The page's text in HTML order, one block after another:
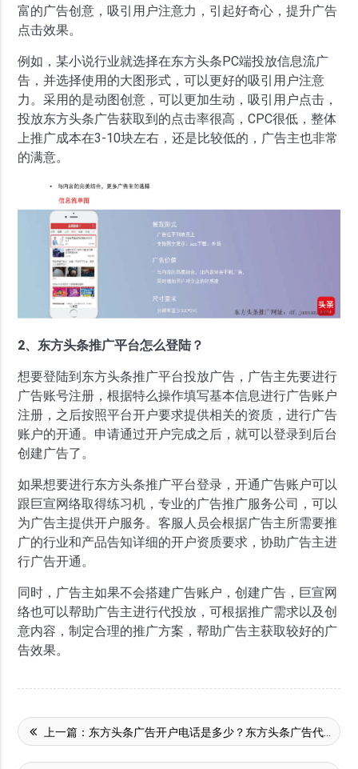
富的广告创意，吸引用户注意力，引起好奇心，提升广告
点击效果。
例如，某小说行业就选择在东方头条PC端投放信息流广
告，并选择使用的大图形式，可以更好的吸引用户注意
力。采用的是动图创意，可以更加生动，吸引用户点击，
投放东方头条广告获取到的点击率很高，CPC很低，整体
上推广成本在3-10块左右，还是比较低的，广告主也非常
的满意。
2、东方头条推广平台怎么登陆？
想要登陆到东方头条推广平台投放广告，广告主先要进行
广告账号注册，根据特么操作填写基本信息进行广告账户
注册，之后按照平台开户要求提供相关的资质，进行广告
账户的开通。申请通过开户完成之后，就可以登录到后台
创建广告了。
如果想要进行东方头条推广平台登录，开通广告账户可以
跟巨宣网络取得练习机，专业的广告推广服务公司，可以
为广告主提供开户服务。客服人员会根据广告主所需要推
广的行业和产品告知详细的开户资质要求，协助广告主进
行广告开通。
同时，广告主如果不会搭建广告账户，创建广告，巨宣网
络也可以帮助广告主进行代投放，可根据推广需求以及创
意内容，制定合理的推广方案，帮助广告主获取较好的广
告效果。
上一篇： 东方头条广告开户电话是多少？东方头条广告代理有哪些？